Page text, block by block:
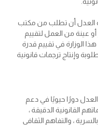
العدل أن تطلب من مكتب
أو عينة من العمل لتقييم
الوزارة في تقييم قدرة
وإنتاج ترجمات قانونية
دورًا حيويًا في دعم
القانونية الدقيقة ،
بالسرية ، والتفاهم الثقافي